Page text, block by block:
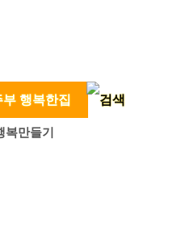
부 행복한집
복만들기